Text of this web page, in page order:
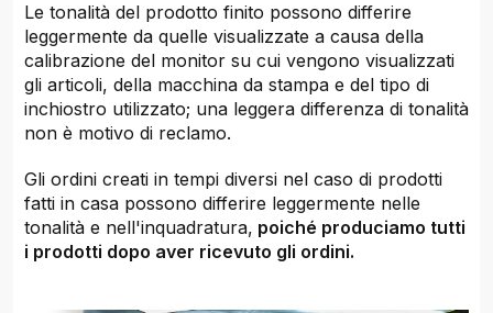
Le tonalità del prodotto finito possono differire
leggermente da quelle visualizzate a causa della
calibrazione del monitor su cui vengono visualizzati
gli articoli, della macchina da stampa e del tipo di
inchiostro utilizzato; una leggera differenza di tonalità
non è motivo di reclamo.
Gli ordini creati in tempi diversi nel caso di prodotti
fatti in casa possono differire leggermente nelle
tonalità e nell'inquadratura, poiché produciamo tutti
i prodotti dopo aver ricevuto gli ordini.